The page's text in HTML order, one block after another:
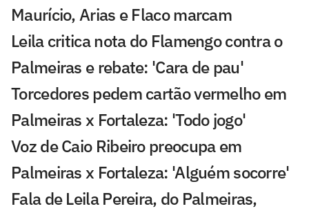
Maurício, Arias e Flaco marcam
Leila critica nota do Flamengo contra o
Palmeiras e rebate: 'Cara de pau'
Torcedores pedem cartão vermelho em
Palmeiras x Fortaleza: 'Todo jogo'
Voz de Caio Ribeiro preocupa em
Palmeiras x Fortaleza: 'Alguém socorre'
Fala de Leila Pereira, do Palmeiras,